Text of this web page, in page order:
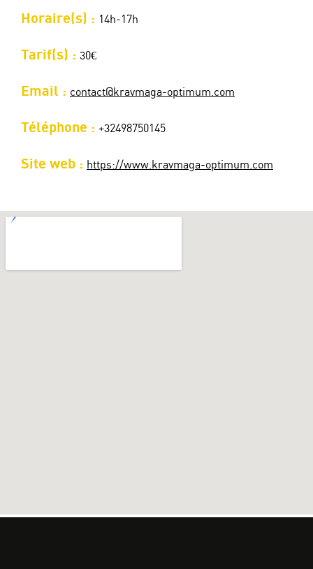
Horaire(s) : 14h-17h
Tarif(s) : 30€
Email : contact@kravmaga-optimum.com
Téléphone : +32498750145
Site web : https://www.kravmaga-optimum.com